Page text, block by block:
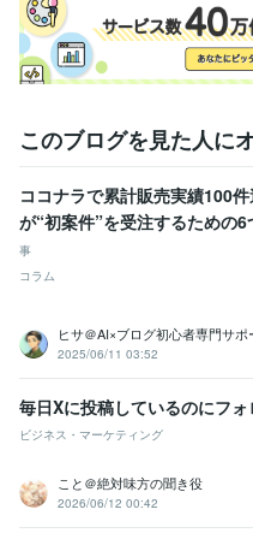
このブログを見た人に
ココナラで累計販売実績100
が“初案件”を受注するための
事
コラム
ヒサ＠AI×ブログ初心者専門サポ
2025/06/11 03:52
毎日Xに投稿しているのにフ
ビジネス・マーケティング
こと＠絶対味方の聞き役
2026/06/12 00:42